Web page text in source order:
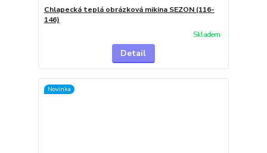
Chlapecká teplá obrázková mikina SEZON (116-
146)
Skladem
Detail
Novinka